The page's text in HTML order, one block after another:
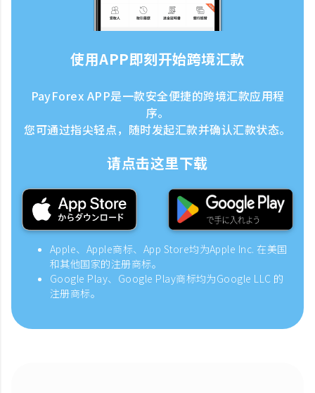
使用APP即刻开始跨境汇款
PayForex APP是一款安全便捷的跨境汇款应用程
序。
您可通过指尖轻点，随时发起汇款并确认汇款状态。
请点击这里下载
Apple、Apple商标、App Store均为Apple Inc. 在美国
和其他国家的注册商标。
Google Play、Google Play商标均为Google LLC 的
注册商标。